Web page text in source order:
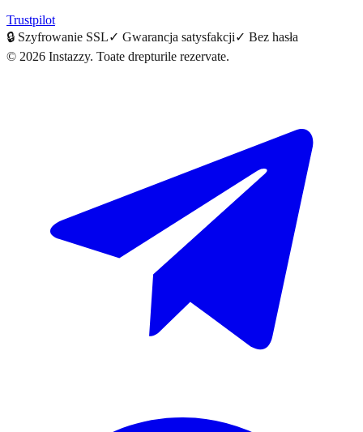
Trustpilot
🔒 Szyfrowanie SSL✓ Gwarancja satysfakcji✓ Bez hasła
© 2026 Instazzy. Toate drepturile rezervate.